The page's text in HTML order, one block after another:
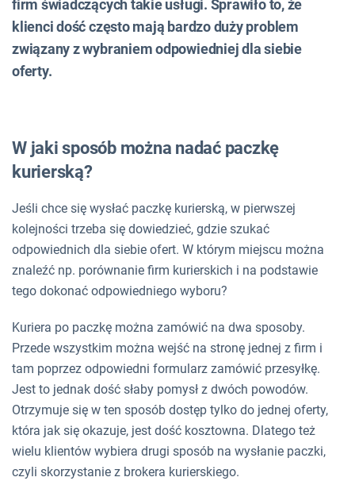
firm świadczących takie usługi. Sprawiło to, że
klienci dość często mają bardzo duży problem
związany z wybraniem odpowiedniej dla siebie
oferty.
W jaki sposób można nadać paczkę
kurierską?
Jeśli chce się wysłać paczkę kurierską, w pierwszej
kolejności trzeba się dowiedzieć, gdzie szukać
odpowiednich dla siebie ofert. W którym miejscu można
znaleźć np. porównanie firm kurierskich i na podstawie
tego dokonać odpowiedniego wyboru?
Kuriera po paczkę można zamówić na dwa sposoby.
Przede wszystkim można wejść na stronę jednej z firm i
tam poprzez odpowiedni formularz zamówić przesyłkę.
Jest to jednak dość słaby pomysł z dwóch powodów.
Otrzymuje się w ten sposób dostęp tylko do jednej oferty,
która jak się okazuje, jest dość kosztowna. Dlatego też
wielu klientów wybiera drugi sposób na wysłanie paczki,
czyli skorzystanie z brokera kurierskiego.